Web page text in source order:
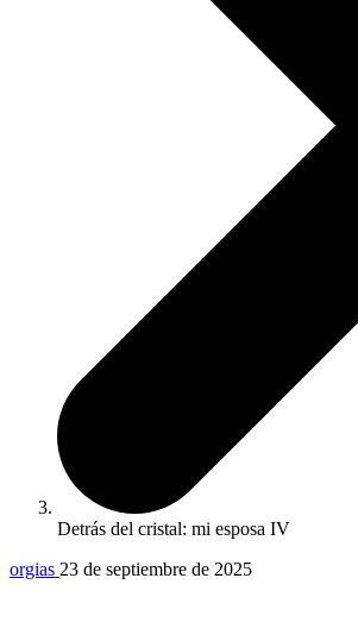
Detrás del cristal: mi esposa IV
orgias 23 de septiembre de 2025